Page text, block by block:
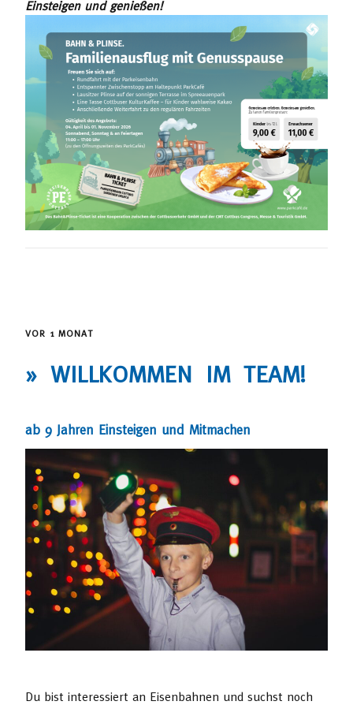
Einsteigen und genießen!
VOR 1 MONAT
» WILLKOMMEN IM TEAM!
ab 9 Jahren Einsteigen und Mitmachen
Du bist interessiert an Eisenbahnen und suchst noch